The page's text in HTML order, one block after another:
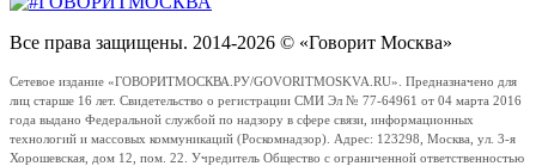
Все права защищены. 2014-2026 © «Говорит Москва»
Сетевое издание «ГОВОРИТМОСКВА.РУ/GOVORITMOSKVA.RU». Предназначено для
лиц старше 16 лет. Свидетельство о регистрации СМИ Эл № 77-64961 от 04 марта 2016
года выдано Федеральной службой по надзору в сфере связи, информационных
технологий и массовых коммуникаций (Роскомнадзор). Адрес: 123298, Москва, ул. 3-я
Хорошевская, дом 12, пом. 22. Учредитель Общество с ограниченной ответственностью